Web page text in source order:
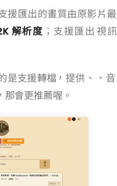
支援匯出的畫質由原影片最
解析度 ；支援匯出 MP4/WEBM 視訊
WAV/FLAC，提供 128kbps、192kbps、320kbps 音
會更推薦喔。